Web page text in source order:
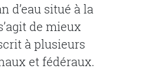
d’eau situé à la
de mieux
à plusieurs
et fédéraux.